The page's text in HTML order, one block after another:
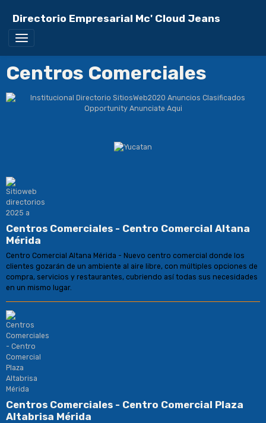
Directorio Empresarial Mc' Cloud Jeans
Centros Comerciales
Centros Comerciales - Centro Comercial Altana
Mérida
Centro Comercial Altana Mérida - Nuevo centro comercial donde los
clientes gozarán de un ambiente al aire libre, con múltiples opciones de
compra, servicios y restaurantes, cubriendo así todas sus necesidades
en un mismo lugar.
Centros Comerciales - Centro Comercial Plaza
Altabrisa Mérida